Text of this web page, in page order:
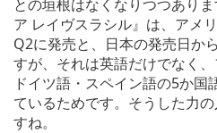
との垣根はなくなりつつあり
ア レイヴスラシル』は、アメ
Q2に発売と、日本の発売日か
すが、それは英語だけでなく
ドイツ語・スペイン語の5か国
ているためです。そうした力
すね。